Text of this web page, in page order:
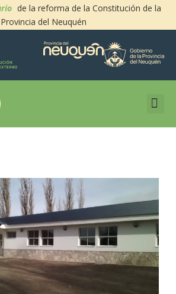
de la reforma de la Constitución de la
Provincia del Neuquén